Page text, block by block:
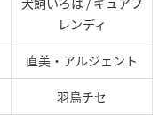
レンディ
直美・アルジェント
羽鳥チセ